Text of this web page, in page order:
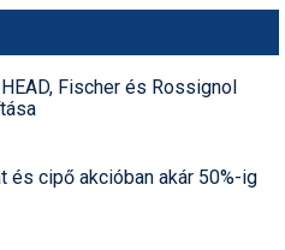
Fischer és Rossignol
és cipő akcióban akár 50%-ig